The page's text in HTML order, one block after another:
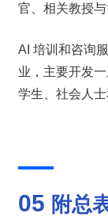
官、相关教授与
AI 培训和咨询
业，主要开发
学生、社会人
05 附总